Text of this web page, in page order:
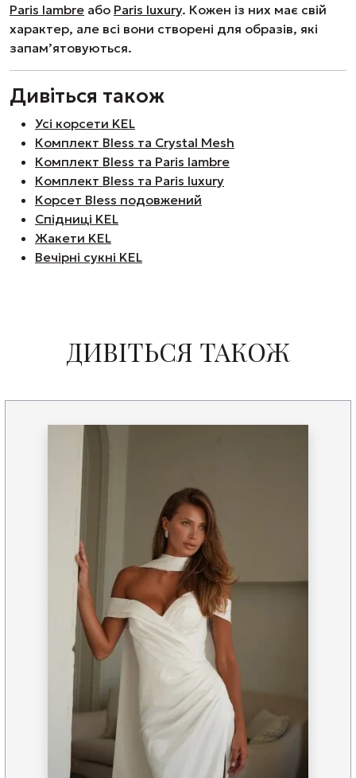
Paris lambre або Paris luxury. Кожен із них має свій
характер, але всі вони створені для образів, які
запам’ятовуються.
Дивіться також
Усі корсети KEL
Комплект Bless та Crystal Mesh
Комплект Bless та Paris lambre
Комплект Bless та Paris luxury
Корсет Bless подовжений
Спідниці KEL
Жакети KEL
Вечірні сукні KEL
ДИВІТЬСЯ ТАКОЖ